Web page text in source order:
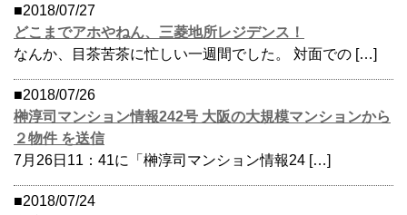
■2018/07/27
どこまでアホやねん、三菱地所レジデンス！
なんか、目茶苦茶に忙しい一週間でした。 対面での […]
■2018/07/26
榊淳司マンション情報242号 大阪の大規模マンションから
２物件 を送信
7月26日11：41に「榊淳司マンション情報24 […]
■2018/07/24